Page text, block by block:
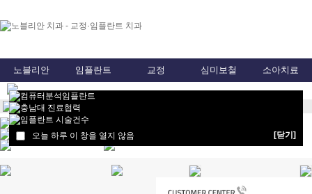
오늘 하루 이 창을 열지 않음 [닫기]
노블리안 임플란트 교정 심미보철 소아치료
★ 노블리안치과 비급여수가 안내 ★
노블리안치과에서 알려주는 2018년도 달라지는 임플
노블리안치과 전용주차장 오픈! (관저주차장)
2018 노블리안치과 청춘초대장